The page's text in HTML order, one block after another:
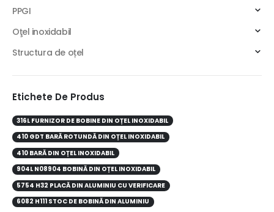
PPGI
Oţel inoxidabil
Structura de oțel
Etichete De Produs
316L FURNIZOR DE BOBINE DIN OȚEL INOXIDABIL
410 GDT BARĂ ROTUNDĂ DIN OȚEL INOXIDABIL
410 BARĂ DIN OȚEL INOXIDABIL
904L N08904 BOBINĂ DIN OȚEL INOXIDABIL
5754 H32 PLACĂ DIN ALUMINIU CU VERIFICARE
6082 H111 STOC DE BOBINĂ DIN ALUMINIU